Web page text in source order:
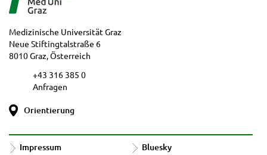
Medizinische Universität Graz
Neue Stiftingtalstraße 6
8010 Graz, Österreich
+43 316 385 0
Anfragen
Orientierung
Impressum Bluesky